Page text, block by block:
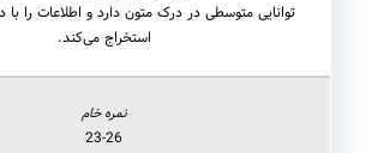
توانایی متوسطی در درک متون دارد و اطلاعات را
استخراج می‌کند.
23-26